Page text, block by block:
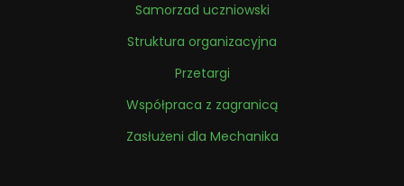
Samorzad uczniowski
Struktura organizacyjna
Przetargi
Współpraca z zagranicą
Zasłużeni dla Mechanika